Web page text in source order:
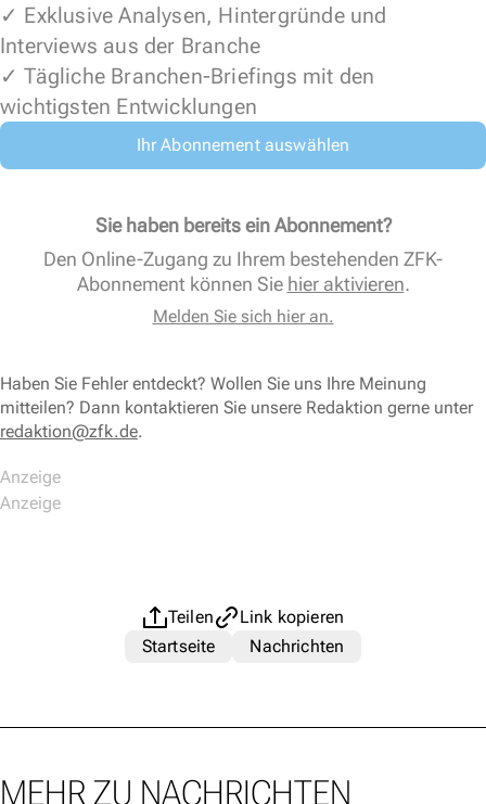
✓ Exklusive Analysen, Hintergründe und
Interviews aus der Branche
✓ Tägliche Branchen-Briefings mit den
wichtigsten Entwicklungen
Ihr Abonnement auswählen
Sie haben bereits ein Abonnement?
Den Online-Zugang zu Ihrem bestehenden ZFK-
Abonnement können Sie hier aktivieren.
Melden Sie sich hier an.
Haben Sie Fehler entdeckt? Wollen Sie uns Ihre Meinung
mitteilen? Dann kontaktieren Sie unsere Redaktion gerne unter
redaktion@zfk.de.
Teilen
Link kopieren
Startseite
Nachrichten
MEHR ZU NACHRICHTEN